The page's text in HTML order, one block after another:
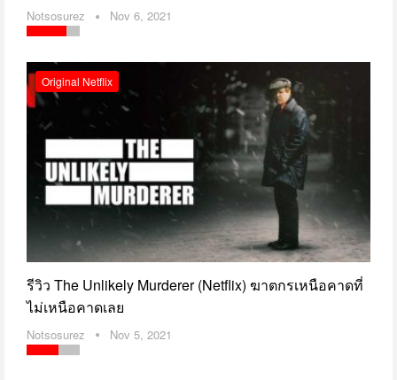
Notsosurez Nov 6, 2021
Original Netflix
รีวิว The Unlikely Murderer (Netflix) ฆาตกรเหนือคาดที่
ไม่เหนือคาดเลย
Notsosurez Nov 5, 2021